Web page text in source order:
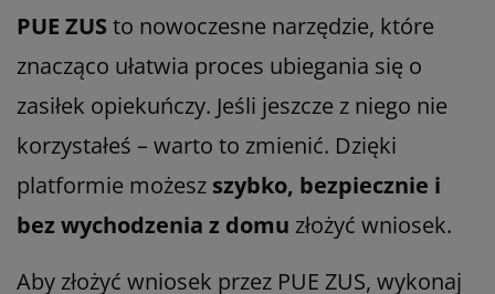
PUE ZUS to nowoczesne narzędzie, które
znacząco ułatwia proces ubiegania się o
zasiłek opiekuńczy. Jeśli jeszcze z niego nie
korzystałeś – warto to zmienić. Dzięki
platformie możesz szybko, bezpiecznie i
bez wychodzenia z domu złożyć wniosek.
Aby złożyć wniosek przez PUE ZUS, wykonaj